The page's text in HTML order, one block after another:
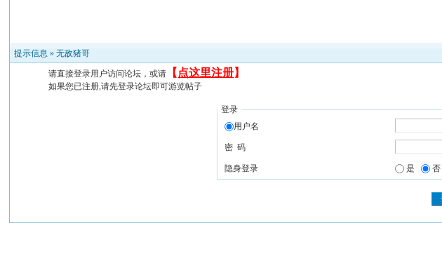
提示信息 »无敌猪哥
请直接登录用户访问论坛，或请 【 点这里注册】
如果您已注册,请先登录论坛即可游览帖子
登录
用户名
密 码
隐身登录 是 否